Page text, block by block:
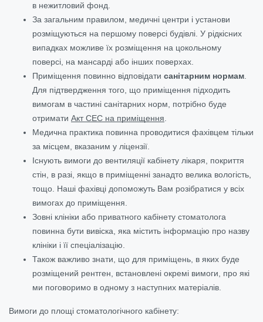
в нежитловий фонд.
За загальним правилом, медичні центри і установи
розміщуються на першому поверсі будівлі. У рідкісних
випадках можливе їх розміщення на цокольному
поверсі, на мансарді або інших поверхах.
Приміщення повинно відповідати санітарним нормам.
Для підтвердження того, що приміщення підходить
вимогам в частині санітарних норм, потрібно буде
отримати Акт СЕС на приміщення.
Медична практика повинна проводитися фахівцем тільки
за місцем, вказаним у ліцензії.
Існують вимоги до вентиляції кабінету лікаря, покриття
стін, в разі, якщо в приміщенні занадто велика вологість,
тощо. Наші фахівці допоможуть Вам розібратися у всіх
вимогах до приміщення.
Зовні клініки або приватного кабінету стоматолога
повинна бути вивіска, яка містить інформацію про назву
клініки і її спеціалізацію.
Також важливо знати, що для приміщень, в яких буде
розміщений рентген, встановлені окремі вимоги, про які
ми поговоримо в одному з наступних матеріалів.
Вимоги до площі стоматологічного кабінету: